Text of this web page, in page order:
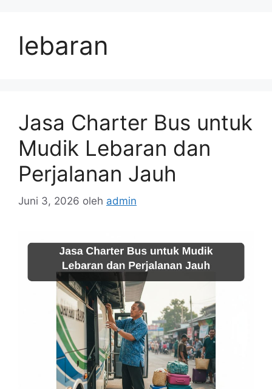
lebaran
Jasa Charter Bus untuk
Mudik Lebaran dan
Perjalanan Jauh
Juni 3, 2026 oleh admin